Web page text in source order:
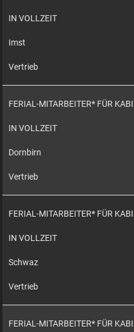
IN VOLLZEIT
Imst
Vertrieb
FERIAL-MITARBEITER* FÜR
IN VOLLZEIT
Dornbirn
Vertrieb
FERIAL-MITARBEITER* FÜR
IN VOLLZEIT
Schwaz
Vertrieb
FERIAL-MITARBEITER* FÜR